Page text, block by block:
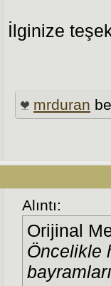
İlginize
mrduran
Alıntı:
Orijinal
Öncelikle